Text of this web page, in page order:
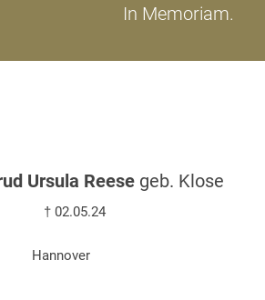
In Memoriam.
Ursula Reesegeb. Klose
† 02.05.24
Hannover